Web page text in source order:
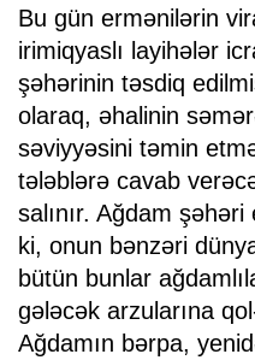
Bu gün ermənilərin
irimiqyaslı layihələr
şəhərinin təsdiq
olaraq, əhalinin
səviyyəsini təmin
tələblərə cavab
salınır. Ağdam
ki, onun bənzəri
bütün bunlar
gələcək arzularına
Ağdamın bərpa,